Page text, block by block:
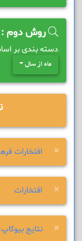
روش دوم :
دسته بندی بر
ماه از سال
× افتخارات
× افتخارات
× نتایج بیوکاپ